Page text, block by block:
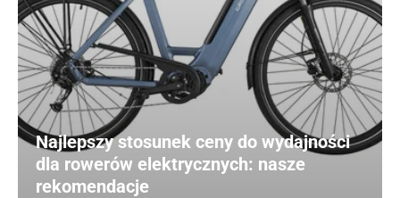
Najlepszy stosunek ceny do wydajności
dla rowerów elektrycznych: nasze
rekomendacje